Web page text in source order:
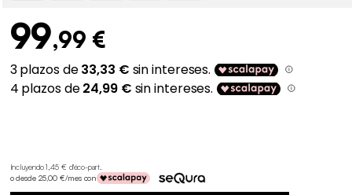
99,99 €
Incluyendo 1,45 € d'éco-part.
o desde 25,00 €/mes con